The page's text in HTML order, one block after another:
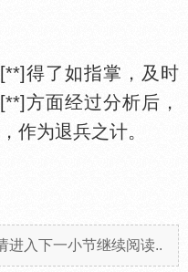
得了如指掌，及时
方面经过分析后，
作为退兵之计。
进入下一小节继续阅读..